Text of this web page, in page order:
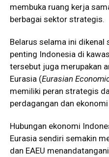
membuka ruang kerja
berbagai sektor strategis.
Belarus selama ini
penting Indonesia di
tersebut juga merupakan
Eurasia (Eurasian
memiliki peran strategis
perdagangan dan
Hubungan ekonomi
Eurasia sendiri semakin
dan EAEU